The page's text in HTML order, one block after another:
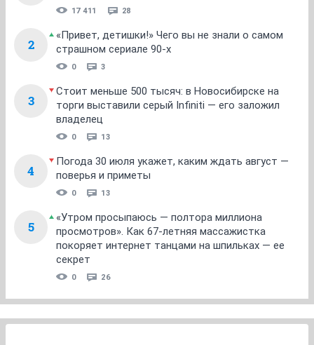
17 411 28
2
«Привет, детишки!» Чего вы не знали о самом
страшном сериале 90-х
0 3
3
Стоит меньше 500 тысяч: в Новосибирске на
торги выставили серый Infiniti — его заложил
владелец
0 13
4
Погода 30 июля укажет, каким ждать август —
поверья и приметы
0 13
5
«Утром просыпаюсь — полтора миллиона
просмотров». Как 67-летняя массажистка
покоряет интернет танцами на шпильках — ее
секрет
0 26